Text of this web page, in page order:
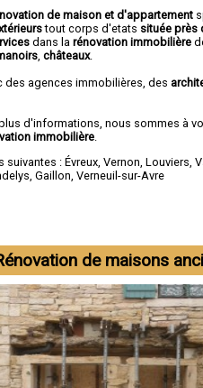
de maison et d'appartement
tout corps d'etats située près
dans larénovation immobilière
,châteaux.
des agences immobilières, des
d'informations, nous sommes à
immobilière
suivantes :Évreux ,Vernon ,Louviers ,
,Gaillon ,Verneuil-sur-Avre
de maisons